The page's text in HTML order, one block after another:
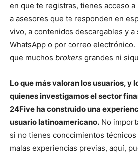
en que te registras, tienes acceso a
a asesores que te responden en
vivo, a contenidos descargables y
WhatsApp o por correo electrónico.
que muchos brokers grandes ni
Lo que más valoran los usuarios, y
quienes investigamos el sector
24Five ha construido una
usuario latinoamericano. No
si no tienes conocimientos técnicos
malas experiencias previas, aquí,